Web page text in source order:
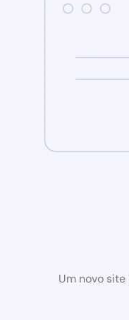
Um novo